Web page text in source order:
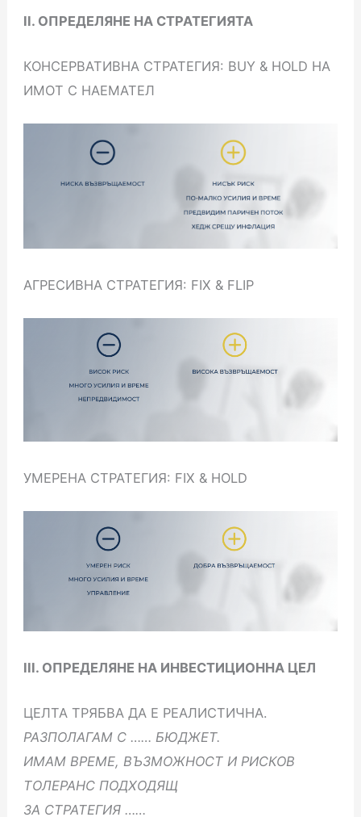
II. ОПРЕДЕЛЯНЕ НА СТРАТЕГИЯТА
КОНСЕРВАТИВНА СТРАТЕГИЯ: BUY & HOLD НА
ИМОТ С НАЕМАТЕЛ
АГРЕСИВНА СТРАТЕГИЯ: FIX & FLIP
УМЕРЕНА СТРАТЕГИЯ: FIX & HOLD
III. ОПРЕДЕЛЯНЕ НА ИНВЕСТИЦИОННА ЦЕЛ
ЦЕЛТА ТРЯБВА ДА Е РЕАЛИСТИЧНА.
РАЗПОЛАГАМ С …… БЮДЖЕТ.
ИМАМ ВРЕМЕ, ВЪЗМОЖНОСТ И РИСКОВ
ТОЛЕРАНС ПОДХОДЯЩ
ЗА СТРАТЕГИЯ ……